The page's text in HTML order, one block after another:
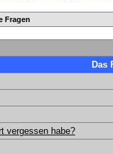
Fragen
Das
vergessen habe?